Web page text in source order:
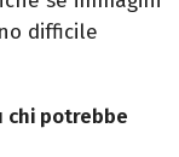
difficile
chi potrebbe